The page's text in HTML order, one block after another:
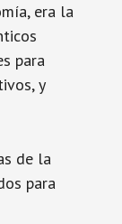
era la
para
y
de la
para